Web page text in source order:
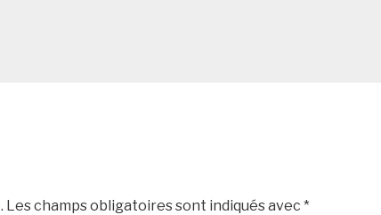
Les champs obligatoires sont indiqués avec *